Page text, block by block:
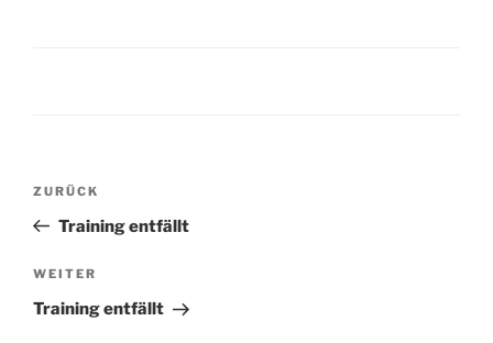
Beitragsnavigation
Vorheriger
Beitrag
ZURÜCK
Training entfällt
Nächster
Beitrag
WEITER
Training entfällt